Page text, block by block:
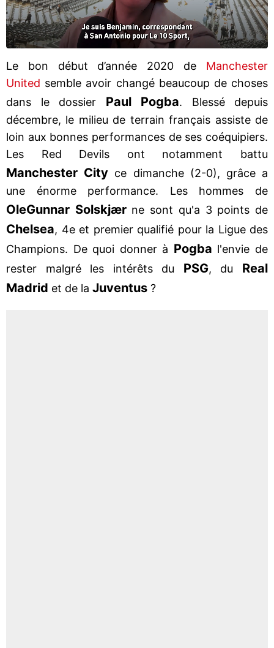
Le bon début d’année 2020 de Manchester
United semble avoir changé beaucoup de choses
dans le dossier Paul Pogba. Blessé depuis
décembre, le milieu de terrain français assiste de
loin aux bonnes performances de ses coéquipiers.
Les Red Devils ont notamment battu
Manchester City ce dimanche (2-0), grâce a
une énorme performance. Les hommes de
OleGunnar Solskjær ne sont qu'a 3 points de
Chelsea, 4e et premier qualifié pour la Ligue des
Champions. De quoi donner à Pogba l'envie de
rester malgré les intérêts du PSG, du Real
Madrid et de la Juventus ?